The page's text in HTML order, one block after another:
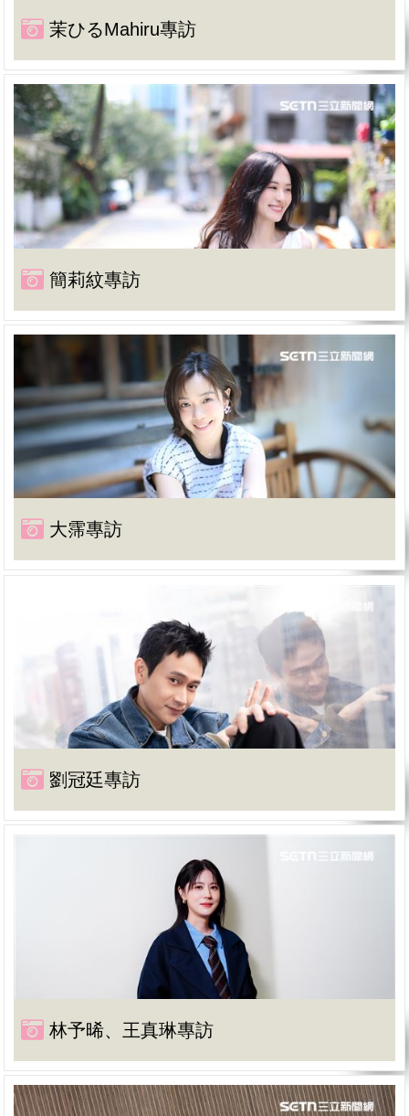
茉ひるMahiru專訪
簡莉紋專訪
大霈專訪
劉冠廷專訪
林予晞、王真琳專訪